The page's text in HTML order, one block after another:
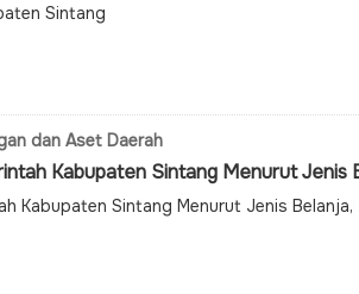
Sintang
dan Aset Daerah
Kabupaten Sintang Menurut Jenis
Kabupaten Sintang Menurut Jenis